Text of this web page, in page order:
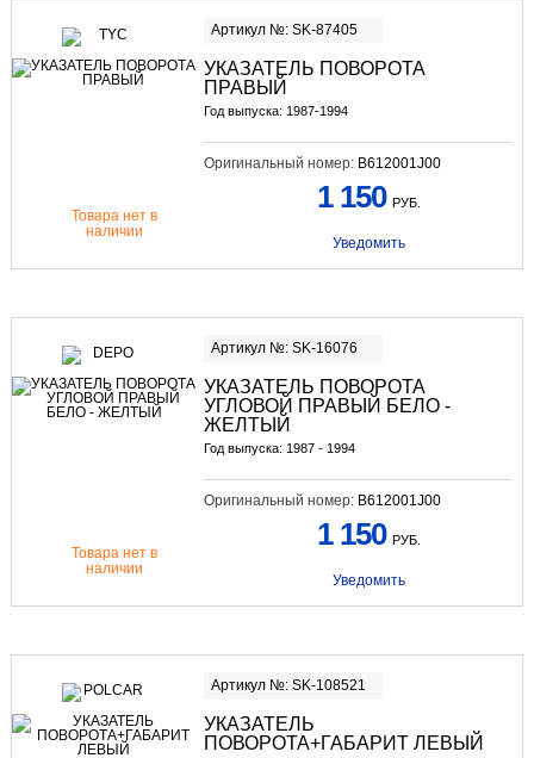
Артикул №: SK-87405
УКАЗАТЕЛЬ ПОВОРОТА
ПРАВЫЙ
Год выпуска: 1987-1994
Оригинальный номер: B612001J00
Товара нет в
наличии
1 150 РУБ.
Уведомить
Артикул №: SK-16076
УКАЗАТЕЛЬ ПОВОРОТА
УГЛОВОЙ ПРАВЫЙ БЕЛО -
ЖЕЛТЫЙ
Год выпуска: 1987 - 1994
Оригинальный номер: B612001J00
Товара нет в
наличии
1 150 РУБ.
Уведомить
Артикул №: SK-108521
УКАЗАТЕЛЬ
ПОВОРОТА+ГАБАРИТ ЛЕВЫЙ